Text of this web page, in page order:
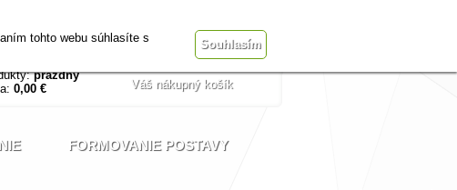
prázdny
0,00 € Váš nákupný košík
FORMOVANIE POSTAVY
tohto webu súhlasíte s
Souhlasím